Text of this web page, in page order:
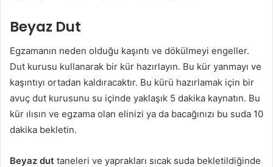
Beyaz Dut
Egzamanın neden olduğu kaşıntı ve dökülmeyi engeller.
Dut kurusu kullanarak bir kür hazırlayın. Bu kür yanmayı ve
kaşıntıyı ortadan kaldıracaktır. Bu kürü hazırlamak için bir
avuç dut kurusunu su içinde yaklaşık 5 dakika kaynatın. Bu
kür ılısın ve egzama olan elinizi ya da bacağınızı bu suda 10
dakika bekletin.
Beyaz dut taneleri ve yaprakları sıcak suda bekletildiğinde